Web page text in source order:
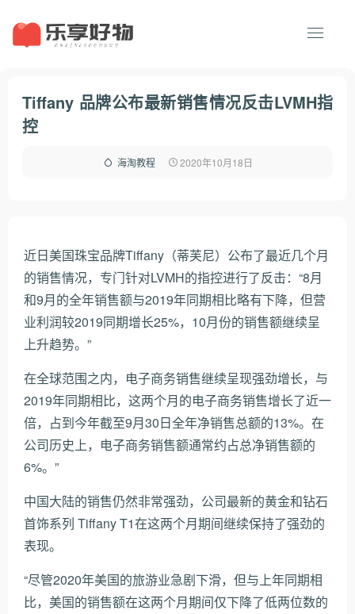
Tiffany 品牌公布最新销售情况反击LVMH指
控
海淘教程 2020年10月18日
近日美国珠宝品牌Tiffany（蒂芙尼）公布了最近几个月
的销售情况，专门针对LVMH的指控进行了反击：“8月
和9月的全年销售额与2019年同期相比略有下降，但营
业利润较2019同期增长25%，10月份的销售额继续呈
上升趋势。”
在全球范围之内，电子商务销售继续呈现强劲增长，与
2019年同期相比，这两个月的电子商务销售增长了近一
倍，占到今年截至9月30日全年净销售总额的13%。在
公司历史上，电子商务销售额通常约占总净销售额的
6%。”
中国大陆的销售仍然非常强劲，公司最新的黄金和钻石
首饰系列 Tiffany T1在这两个月期间继续保持了强劲的
表现。
“尽管2020年美国的旅游业急剧下滑，但与上年同期相
比，美国的销售额在这两个月期间仅下降了低两位数的